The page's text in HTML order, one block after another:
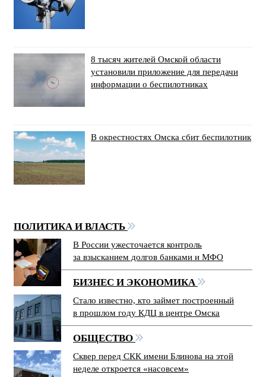
8 тысяч жителей Омской области
установили приложение для передачи
информации о беспилотниках
В окрестностях Омска сбит беспилотник
ПОЛИТИКА И ВЛАСТЬ
В России ужесточается контроль
за взысканием долгов банками и МФО
БИЗНЕС И ЭКОНОМИКА
Стало известно, кто займет построенный
в прошлом году КДЦ в центре Омска
ОБЩЕСТВО
Сквер перед СКК имени Блинова на этой
неделе откроется «насовсем»